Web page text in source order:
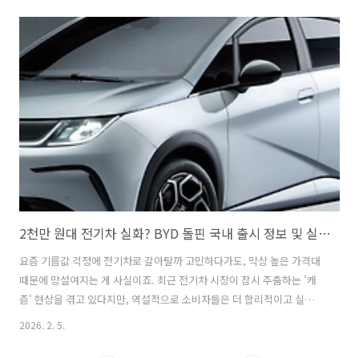
고차 시장에서 호구 탈출하기! 성능 기록부와 보험 이력 뒤에 숨겨진 진
실디딤씨앗통장이란 무엇인가요?디딤씨앗통장은 아동이 매월 일정 금
액을 저축하면, 정부가 그 금액의 2배(1:2 비율)를 함께 적립해 주는 통장
입니다. 초등학생 친구들이 이해하기 쉽게 설명하자면, 내가 저금통에 5
만 원을 넣었을 때 나라에서 "참 잘했어요!"라며 10만 원을 보너스로 넣
어..
2천만 원대 전기차 실화? BYD 돌핀 국내 출시 정보 및 실구매가 분석
요즘 기름값 걱정에 전기차로 갈아탈까 고민하다가도, 막상 높은 가격대
때문에 망설여지는 게 사실이죠. 최근 전기차 시장이 잠시 주춤하는 '캐
즘' 현상을 겪고 있다지만, 역설적으로 소비자들은 더 합리적이고 실속
있는 모델을 찾고 있습니다.드디어 글로벌 시장에서 검증을 마친 BYD 돌
2026. 2. 5.